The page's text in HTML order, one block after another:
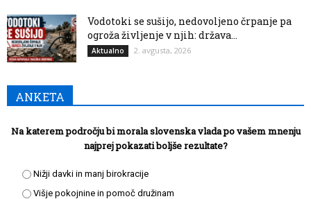
Vodotoki se sušijo, nedovoljeno črpanje pa
ogroža življenje v njih: država...
Aktualno 2. avgusta, 2026
ANKETA
Na katerem področju bi morala slovenska vlada po vašem mnenju
najprej pokazati boljše rezultate?
Nižji davki in manj birokracije
Višje pokojnine in pomoč družinam